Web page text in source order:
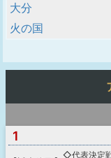
大分
火の国
1
◇代表決定